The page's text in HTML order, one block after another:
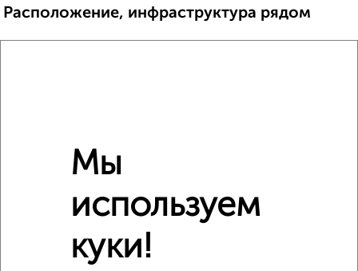
Расположение, инфраструктура рядом
Мы
используем
куки!